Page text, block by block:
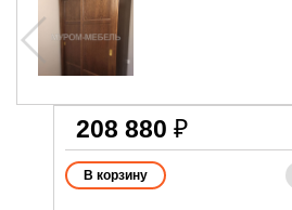
208 880 ₽